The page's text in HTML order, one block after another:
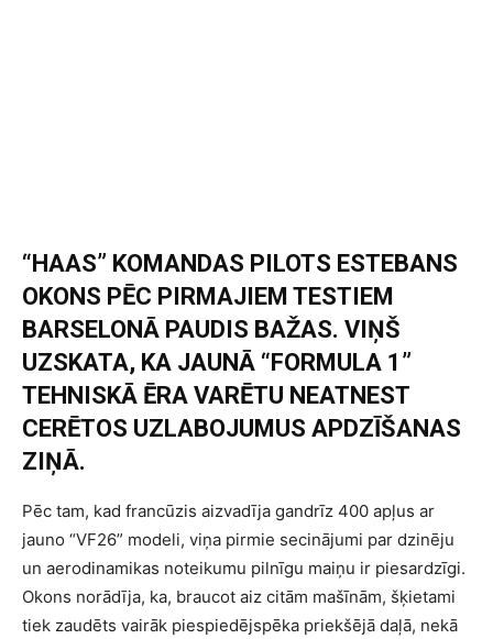
“HAAS” KOMANDAS PILOTS ESTEBANS
OKONS PĒC PIRMAJIEM TESTIEM
BARSELONĀ PAUDIS BAŽAS. VIŅŠ
UZSKATA, KA JAUNĀ “FORMULA 1”
TEHNISKĀ ĒRA VARĒTU NEATNEST
CERĒTOS UZLABOJUMUS APDZĪŠANAS
ZIŅĀ.
Pēc tam, kad francūzis aizvadīja gandrīz 400 apļus ar
jauno “VF26” modeli, viņa pirmie secinājumi par dzinēju
un aerodinamikas noteikumu pilnīgu maiņu ir piesardzīgi.
Okons norādīja, ka, braucot aiz citām mašīnām, šķietami
tiek zaudēts vairāk piespiedējspēka priekšējā daļā, nekā